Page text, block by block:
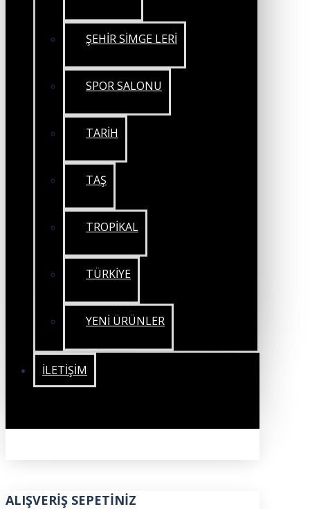
ŞEHİR SİMGE LERİ
SPOR SALONU
TARİH
TAŞ
TROPİKAL
TÜRKİYE
YENİ ÜRÜNLER
İLETIŞIM
ALIŞVERIŞ SEPETINIZ